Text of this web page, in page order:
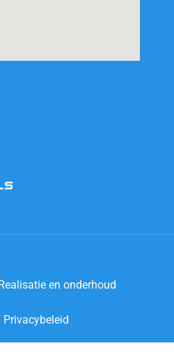
en onderhoud
Privacybeleid